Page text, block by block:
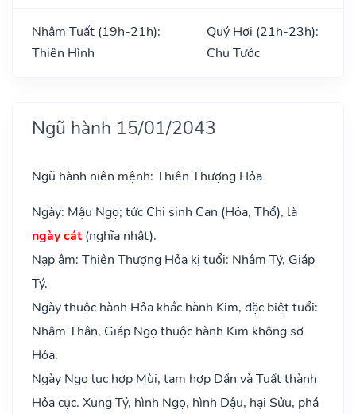
Nhâm Tuất (19h-21h):
Thiên Hình
Quý Hợi (21h-23h):
Chu Tước
Ngũ hành 15/01/2043
Ngũ hành niên mệnh: Thiên Thượng Hỏa
Ngày: Mậu Ngọ; tức Chi sinh Can (Hỏa, Thổ), là
ngày cát(nghĩa nhật).
Nạp âm: Thiên Thượng Hỏa kị tuổi: Nhâm Tý, Giáp
Tý.
Ngày thuộc hành Hỏa khắc hành Kim, đặc biệt tuổi:
Nhâm Thân, Giáp Ngọ thuộc hành Kim không sợ
Hỏa.
Ngày Ngọ lục hợp Mùi, tam hợp Dần và Tuất thành
Hỏa cục. Xung Tý, hình Ngọ, hình Dậu, hại Sửu, phá